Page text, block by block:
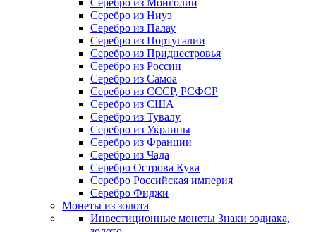
Серебро из Монголии
Серебро из Ниуэ
Серебро из Палау
Серебро из Португалии
Серебро из Приднестровья
Серебро из России
Серебро из Самоа
Серебро из СССР, РСФСР
Серебро из США
Серебро из Тувалу
Серебро из Украины
Серебро из Франции
Серебро из Чада
Серебро Острова Кука
Серебро Российская империя
Серебро Фиджи
Монеты из золота
Инвестиционные монеты Знаки зодиака,